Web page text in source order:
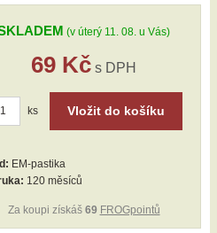
(v úterý 11. 08. u Vás)
69 Kč s DPH
ks Vložit do košíku
EM-pastika
120 měsíců
Za koupi získáš 69 FROGpointů